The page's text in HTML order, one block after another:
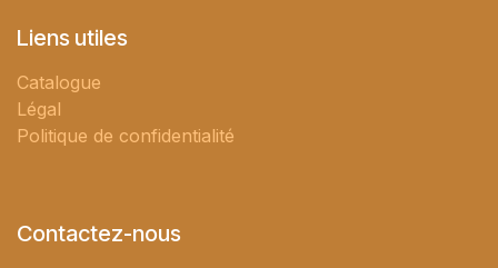
Liens utiles
Catalogue
Légal
Politique de confidentialité
Contactez-nous